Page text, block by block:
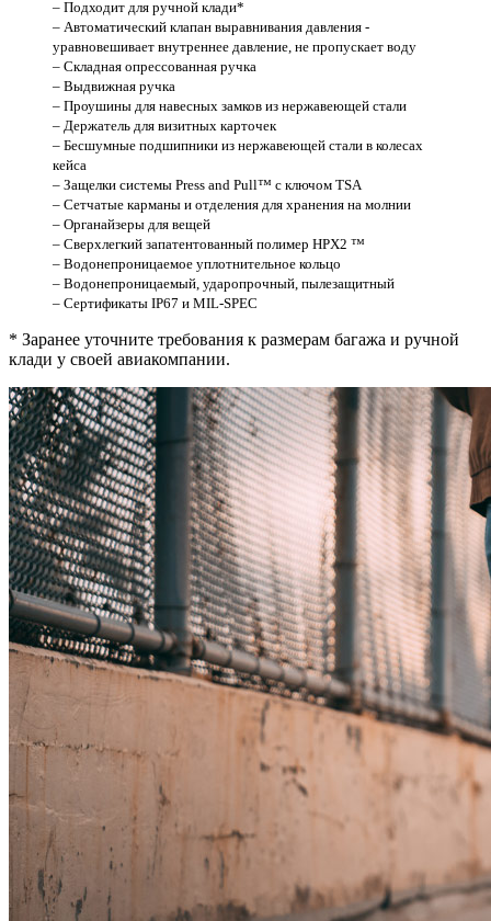
– Подходит для ручной клади*
– Автоматический клапан выравнивания давления -
уравновешивает внутреннее давление, не пропускает воду
– Складная опрессованная ручка
– Выдвижная ручка
– Проушины для навесных замков из нержавеющей стали
– Держатель для визитных карточек
– Бесшумные подшипники из нержавеющей стали в колесах
кейса
– Защелки системы Press and Pull™ с ключом TSA
– Сетчатые карманы и отделения для хранения на молнии
– Органайзеры для вещей
– Сверхлегкий запатентованный полимер HPX2 ™
– Водонепроницаемое уплотнительное кольцо
– Водонепроницаемый, ударопрочный, пылезащитный
– Сертификаты IP67 и MIL-SPEC
* Заранее уточните требования к размерам багажа и ручной
клади у своей авиакомпании.